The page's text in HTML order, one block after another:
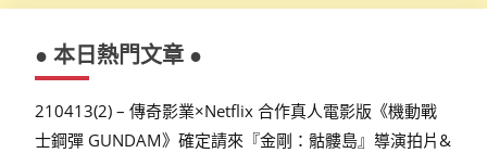
● 本日熱門文章 ●
210413(2) – 傳奇影業×Netflix 合作真人電影版《機動戰
士鋼彈 GUNDAM》確定請來『金剛：骷髏島』導演拍片&